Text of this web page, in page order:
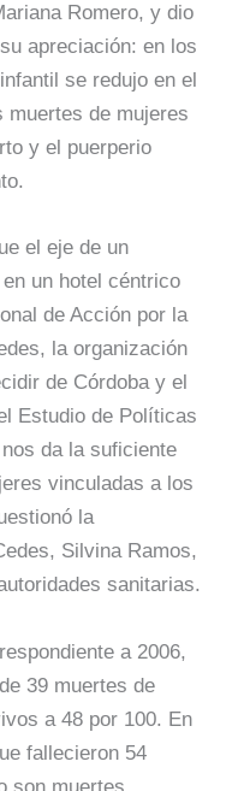
Romero, y dio
apreciación: en los
se redujo en el
muertes de mujeres
y el puerperio
el eje de un
un hotel céntrico
de Acción por la
la organización
de Córdoba y el
Estudio de Políticas
da la suficiente
vinculadas a los
la
Silvina Ramos,
sanitarias.
a 2006,
39 muertes de
a 48 por 100. En
fallecieron 54
son muertes